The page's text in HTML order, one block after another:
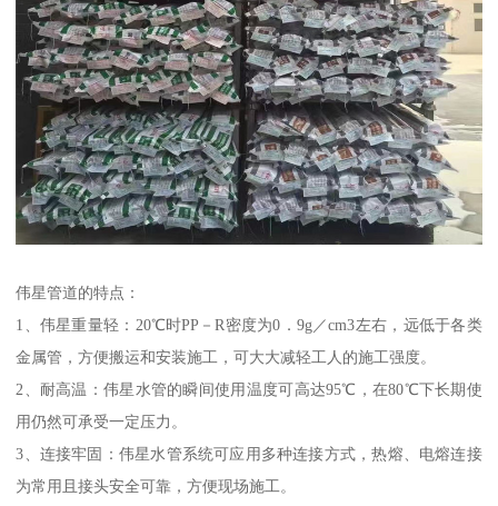
伟星管道的特点：
1、伟星重量轻：20℃时PP－R密度为0．9g／cm3左右，远低于各类
金属管，方便搬运和安装施工，可大大减轻工人的施工强度。
2、耐高温：伟星水管的瞬间使用温度可高达95℃，在80℃下长期使
用仍然可承受一定压力。
3、连接牢固：伟星水管系统可应用多种连接方式，热熔、电熔连接
为常用且接头安全可靠，方便现场施工。